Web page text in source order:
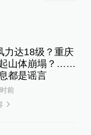
力达18级？重庆
山体崩塌？……
都是谣言
前